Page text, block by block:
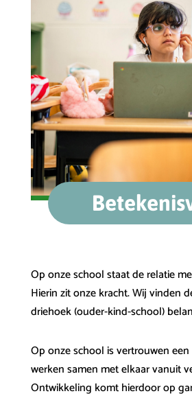
Op onze school staat de relatie
Hierin zit onze kracht. Wij vinden
driehoek (ouder-kind-school)
Op onze school is vertrouwen een
werken samen met elkaar vanuit
Ontwikkeling komt hierdoor op